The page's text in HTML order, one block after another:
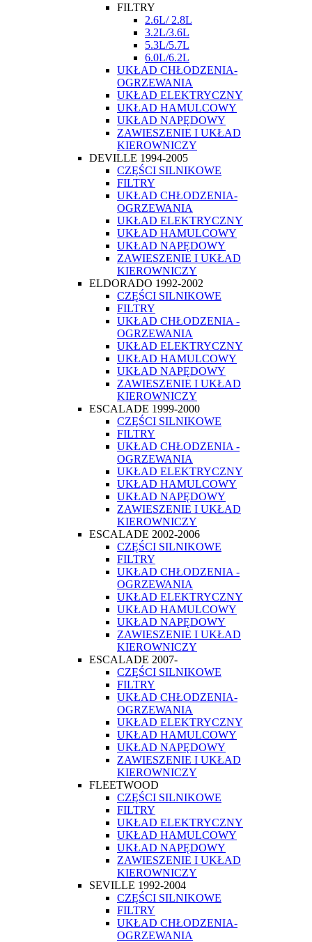
FILTRY
2.6L/ 2.8L
3.2L/3.6L
5.3L/5.7L
6.0L/6.2L
UKŁAD CHŁODZENIA-
OGRZEWANIA
UKŁAD ELEKTRYCZNY
UKŁAD HAMULCOWY
UKŁAD NAPĘDOWY
ZAWIESZENIE I UKŁAD
KIEROWNICZY
DEVILLE 1994-2005
CZĘŚCI SILNIKOWE
FILTRY
UKŁAD CHŁODZENIA-
OGRZEWANIA
UKŁAD ELEKTRYCZNY
UKŁAD HAMULCOWY
UKŁAD NAPĘDOWY
ZAWIESZENIE I UKŁAD
KIEROWNICZY
ELDORADO 1992-2002
CZĘŚCI SILNIKOWE
FILTRY
UKŁAD CHŁODZENIA -
OGRZEWANIA
UKŁAD ELEKTRYCZNY
UKŁAD HAMULCOWY
UKŁAD NAPĘDOWY
ZAWIESZENIE I UKŁAD
KIEROWNICZY
ESCALADE 1999-2000
CZĘŚCI SILNIKOWE
FILTRY
UKŁAD CHŁODZENIA -
OGRZEWANIA
UKŁAD ELEKTRYCZNY
UKŁAD HAMULCOWY
UKŁAD NAPĘDOWY
ZAWIESZENIE I UKŁAD
KIEROWNICZY
ESCALADE 2002-2006
CZĘŚCI SILNIKOWE
FILTRY
UKŁAD CHŁODZENIA -
OGRZEWANIA
UKŁAD ELEKTRYCZNY
UKŁAD HAMULCOWY
UKŁAD NAPĘDOWY
ZAWIESZENIE I UKŁAD
KIEROWNICZY
ESCALADE 2007-
CZĘŚCI SILNIKOWE
FILTRY
UKŁAD CHŁODZENIA-
OGRZEWANIA
UKŁAD ELEKTRYCZNY
UKŁAD HAMULCOWY
UKŁAD NAPĘDOWY
ZAWIESZENIE I UKŁAD
KIEROWNICZY
FLEETWOOD
CZĘŚCI SILNIKOWE
FILTRY
UKŁAD ELEKTRYCZNY
UKŁAD HAMULCOWY
UKŁAD NAPĘDOWY
ZAWIESZENIE I UKŁAD
KIEROWNICZY
SEVILLE 1992-2004
CZĘŚCI SILNIKOWE
FILTRY
UKŁAD CHŁODZENIA-
OGRZEWANIA